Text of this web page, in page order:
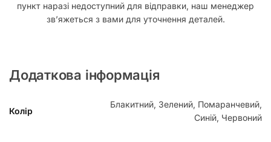
пункт наразі недоступний для відправки, наш менеджер
зв’яжеться з вами для уточнення деталей.
Додаткова інформація
Колір
Блакитний, Зелений, Помаранчевий,
Синій, Червоний